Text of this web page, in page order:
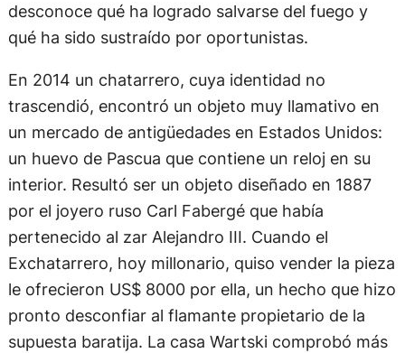
desconoce qué ha logrado salvarse del fuego y
qué ha sido sustraído por oportunistas.
En 2014 un chatarrero, cuya identidad no
trascendió, encontró un objeto muy llamativo en
un mercado de antigüedades en Estados Unidos:
un huevo de Pascua que contiene un reloj en su
interior. Resultó ser un objeto diseñado en 1887
por el joyero ruso Carl Fabergé que había
pertenecido al zar Alejandro III. Cuando el
Exchatarrero, hoy millonario, quiso vender la pieza
le ofrecieron US$ 8000 por ella, un hecho que hizo
pronto desconfiar al flamante propietario de la
supuesta baratija. La casa Wartski comprobó más